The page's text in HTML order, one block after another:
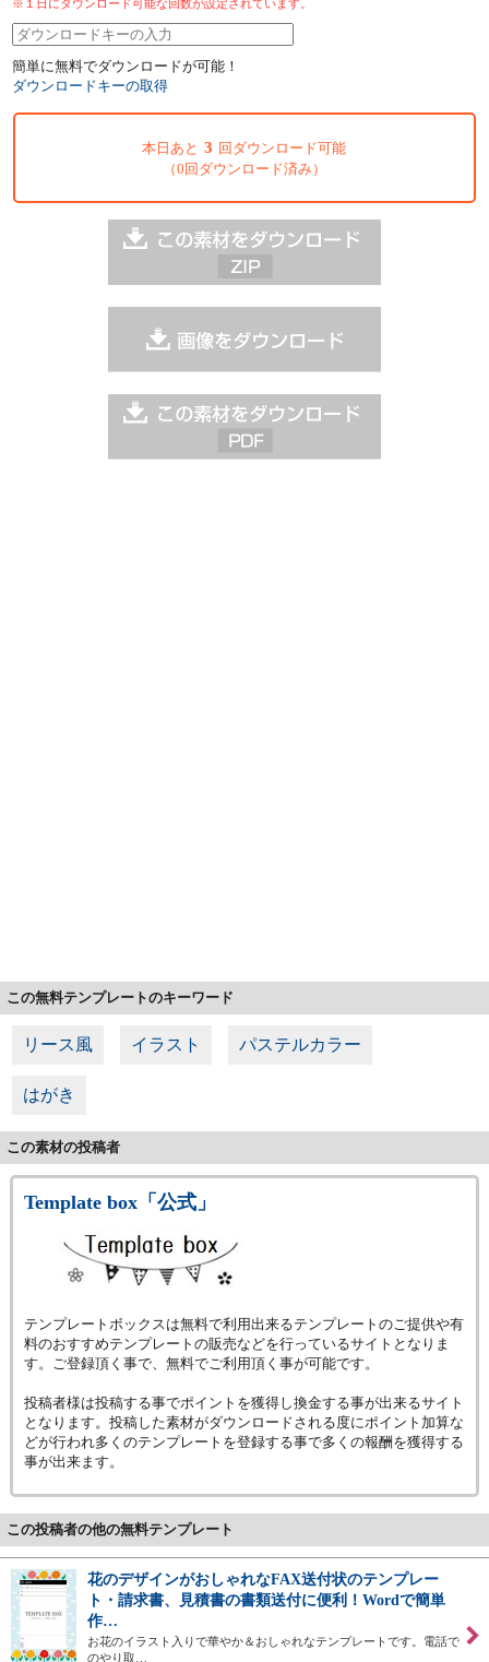
※１日にダウンロード可能な回数が設定されています。
簡単に無料でダウンロードが可能！
ダウンロードキーの取得
本日あと 3 回ダウンロード可能
（0回ダウンロード済み）
この無料テンプレートのキーワード
リース風 イラスト パステルカラー
はがき
この素材の投稿者
Template box「公式」
テンプレートボックスは無料で利用出来るテンプレートのご提供や有
料のおすすめテンプレートの販売などを行っているサイトとなりま
す。ご登録頂く事で、無料でご利用頂く事が可能です。
投稿者様は投稿する事でポイントを獲得し換金する事が出来るサイト
となります。投稿した素材がダウンロードされる度にポイント加算な
どが行われ多くのテンプレートを登録する事で多くの報酬を獲得する
事が出来ます。
この投稿者の他の無料テンプレート
花のデザインがおしゃれなFAX送付状のテンプレー
ト・請求書、見積書の書類送付に便利！Wordで簡単
作…
お花のイラスト入りで華やか＆おしゃれなテンプレートです。電話で
のやり取…